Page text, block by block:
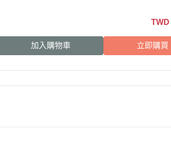
TWD
加入購物車 立即購買